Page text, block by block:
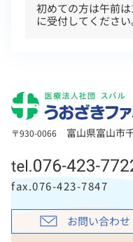
初めての方は午前
に受付してください
〒930-0066 富山県富山市
fax.076-423-7847
お問い合わせ